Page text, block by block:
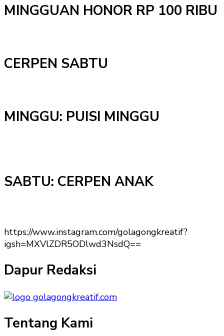
MINGGUAN HONOR RP 100 RIBU
CERPEN SABTU
MINGGU: PUISI MINGGU
SABTU: CERPEN ANAK
https://www.instagram.com/golagongkreatif?
igsh=MXVlZDR5ODlwd3NsdQ==
Dapur Redaksi
Tentang Kami